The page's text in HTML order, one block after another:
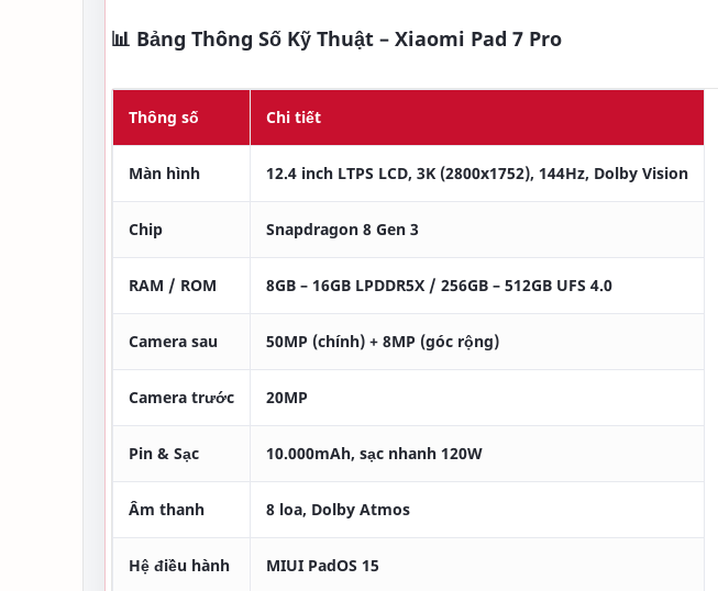
📊 Bảng Thông Số Kỹ Thuật – Xiaomi Pad 7 Pro
Thông số Chi tiết
Màn hình 12.4 inch LTPS LCD, 3K (2800x1752), 144Hz, Dolby Vision
Chip Snapdragon 8 Gen 3
RAM / ROM 8GB – 16GB LPDDR5X / 256GB – 512GB UFS 4.0
Camera sau 50MP (chính) + 8MP (góc rộng)
Camera trước 20MP
Pin & Sạc 10.000mAh, sạc nhanh 120W
Âm thanh 8 loa, Dolby Atmos
Hệ điều hành MIUI PadOS 15